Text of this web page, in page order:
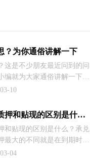
？为你通俗讲解一下
这是不少朋友最近问到的问
编就为大家通俗讲解一下！
存在银行汇票、银行承兑
上的时间，通常为远期，一
至12个月才能拿到资金，在
用此票据向银行进行贴现兑
10
商业承兑汇票质押和贴现的区别是什么？
和贴现的区别是什么？承兑
最大的不同就是在到期时的
质押一般是暂时将票据权利
04